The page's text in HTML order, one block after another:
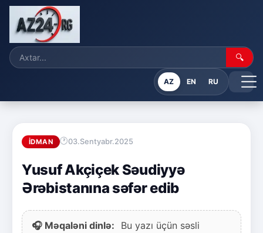
🔍
AZ EN RU
İDMAN 03.Sentyabr.2025
Yusuf Akçiçek Səudiyyə
Ərəbistanına səfər edib
🎧 Məqaləni dinlə:
Bu yazı üçün səsli